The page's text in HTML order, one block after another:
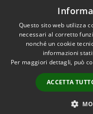
Dichiarazione di
Accessibilità
Questo sito web utilizza
necessari al corretto
nonché un cookie
informazioni
Per maggiori dettagli, può
ACCETTA